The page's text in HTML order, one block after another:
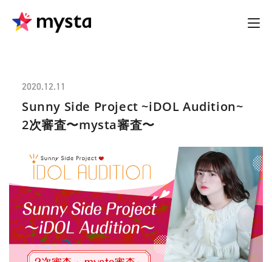
2020.12.11
Sunny Side Project ~iDOL Audition~
2次審査〜mysta審査〜